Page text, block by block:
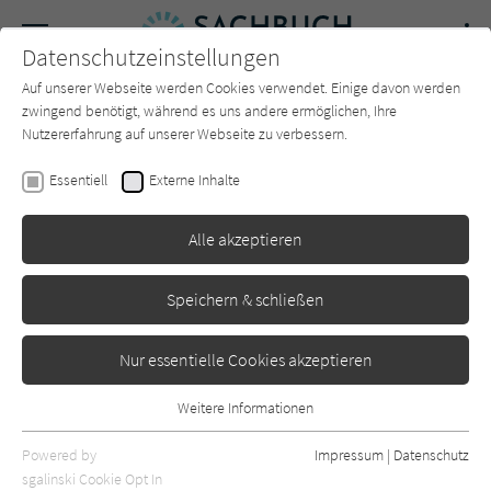
SUCHE Forum Charts Newsletter
Jeanne Doré Collectif Nez
Prestel
Datenschutzeinstellungen
Auf unserer Webseite werden Cookies verwendet. Einige davon werden
zwingend benötigt, während es uns andere ermöglichen, Ihre
Nutzererfahrung auf unserer Webseite zu verbessern.
Essentiell Externe Inhalte
Alle akzeptieren
Speichern & schließen
Nur essentielle Cookies akzeptieren
Essentielle Cookies werden für grundlegende Funktionen der
Webseite benötigt. Dadurch ist gewährleistet, dass die Webseite
Weitere Informationen
Powered by
sgalinski Cookie Opt In
Impressum | Datenschutz